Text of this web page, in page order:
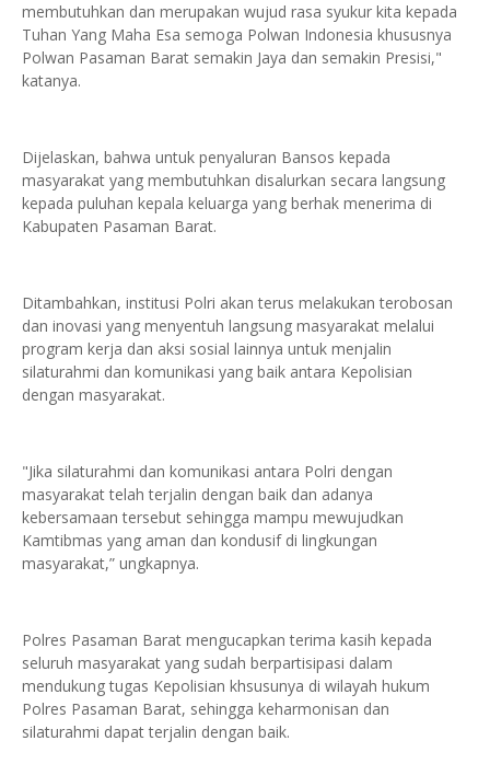
membutuhkan dan merupakan wujud rasa syukur kita kepada
Tuhan Yang Maha Esa semoga Polwan Indonesia khususnya
Polwan Pasaman Barat semakin Jaya dan semakin Presisi,"
katanya.
Dijelaskan, bahwa untuk penyaluran Bansos kepada
masyarakat yang membutuhkan disalurkan secara langsung
kepada puluhan kepala keluarga yang berhak menerima di
Kabupaten Pasaman Barat.
Ditambahkan, institusi Polri akan terus melakukan terobosan
dan inovasi yang menyentuh langsung masyarakat melalui
program kerja dan aksi sosial lainnya untuk menjalin
silaturahmi dan komunikasi yang baik antara Kepolisian
dengan masyarakat.
"Jika silaturahmi dan komunikasi antara Polri dengan
masyarakat telah terjalin dengan baik dan adanya
kebersamaan tersebut sehingga mampu mewujudkan
Kamtibmas yang aman dan kondusif di lingkungan
masyarakat,” ungkapnya.
Polres Pasaman Barat mengucapkan terima kasih kepada
seluruh masyarakat yang sudah berpartisipasi dalam
mendukung tugas Kepolisian khsusunya di wilayah hukum
Polres Pasaman Barat, sehingga keharmonisan dan
silaturahmi dapat terjalin dengan baik.